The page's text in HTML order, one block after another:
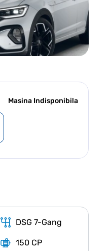
Masina Indisponibila
DSG 7-Gang
150 CP